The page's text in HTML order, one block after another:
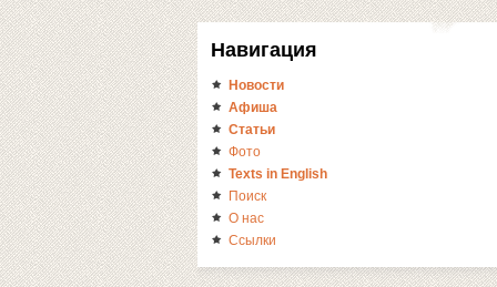
Навигация
Новости
Афиша
Статьи
Фото
Texts in English
Поиск
О нас
Ссылки